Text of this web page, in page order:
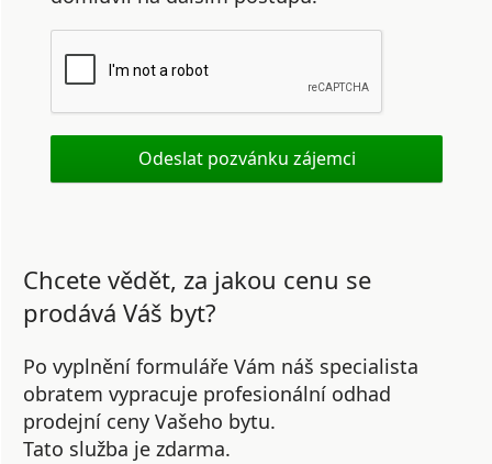
Chcete vědět, za jakou cenu se
prodává Váš byt?
Po vyplnění formuláře Vám náš specialista
obratem vypracuje profesionální odhad
prodejní ceny Vašeho bytu.
Tato služba je zdarma.